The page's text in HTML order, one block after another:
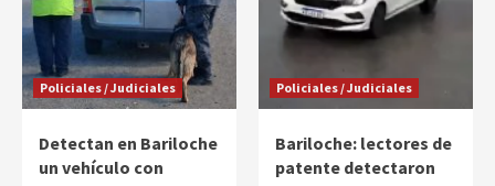
Policiales / Judiciales
Detectan en Bariloche
un vehículo con
Policiales / Judiciales
Bariloche: lectores de
patente detectaron